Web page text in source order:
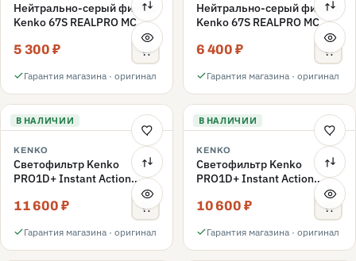
Нейтрально-серый фильтр
Kenko 67S REALPRO MC
5 300 ₽
Гарантия магазина · оригинал
Нейтрально-серый фильтр
Kenko 67S REALPRO MC
6 400 ₽
Гарантия магазина · оригинал
В НАЛИЧИИ
KENKO
Светофильтр Kenko
PRO1D+ Instant Action
Variable NDX3-450+C-PLS
переменной плотности
11 600 ₽
Гарантия магазина · оригинал
В НАЛИЧИИ
KENKO
Светофильтр Kenko
PRO1D+ Instant Action
Variable NDX3-450+C-PL
переменной плотности
10 600 ₽
Гарантия магазина · оригинал